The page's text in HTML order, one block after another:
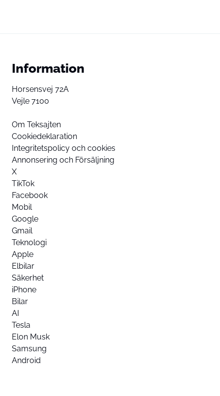
Information
Horsensvej 72A
Vejle 7100
Om Teksajten
Cookiedeklaration
Integritetspolicy och cookies
Annonsering och Försäljning
X
TikTok
Facebook
Mobil
Google
Gmail
Teknologi
Apple
Elbilar
Säkerhet
iPhone
Bilar
AI
Tesla
Elon Musk
Samsung
Android